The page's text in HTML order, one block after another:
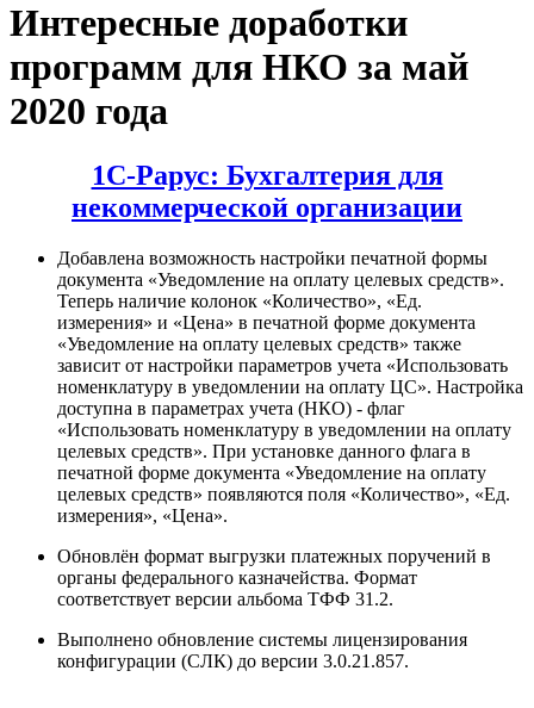
Интересные доработки
программ для НКО за май
2020 года
1С-Рарус: Бухгалтерия для
некоммерческой организации
Добавлена возможность настройки печатной формы
документа «Уведомление на оплату целевых средств».
Теперь наличие колонок «Количество», «Ед.
измерения» и «Цена» в печатной форме документа
«Уведомление на оплату целевых средств» также
зависит от настройки параметров учета «Использовать
номенклатуру в уведомлении на оплату ЦС». Настройка
доступна в параметрах учета (НКО) - флаг
«Использовать номенклатуру в уведомлении на оплату
целевых средств». При установке данного флага в
печатной форме документа «Уведомление на оплату
целевых средств» появляются поля «Количество», «Ед.
измерения», «Цена».
Обновлён формат выгрузки платежных поручений в
органы федерального казначейства. Формат
соответствует версии альбома ТФФ 31.2.
Выполнено обновление системы лицензирования
конфигурации (СЛК) до версии 3.0.21.857.